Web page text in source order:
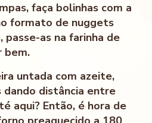
faça bolinhas com a
formato de nuggets
passe-as na farinha de
bem.
untada com azeite,
dando distância entre
aqui? Então, é hora de